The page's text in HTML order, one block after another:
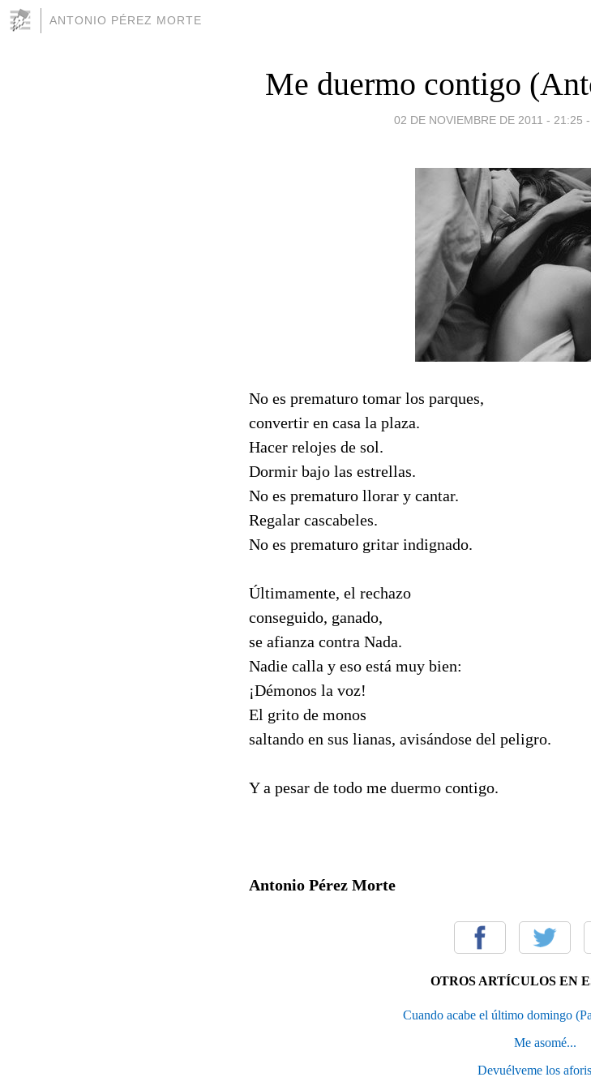
ANTONIO PÉREZ MORTE
Me duermo contigo
02 DE NOVIEMBRE DE 2011 - 21:25 -
No es prematuro tomar los parques,
convertir en casa la plaza.
Hacer relojes de sol.
Dormir bajo las estrellas.
No es prematuro llorar y cantar.
Regalar cascabeles.
No es prematuro gritar indignado.
Últimamente, el rechazo
conseguido, ganado,
se afianza contra Nada.
Nadie calla y eso está muy bien:
¡Démonos la voz!
El grito de monos
saltando en sus lianas, avisándose del peligro.
Y a pesar de todo me duermo contigo.
Antonio Pérez Morte
OTROS ARTÍCULOS EN
Cuando acabe el último domingo
Me asomé...
Devuélveme los